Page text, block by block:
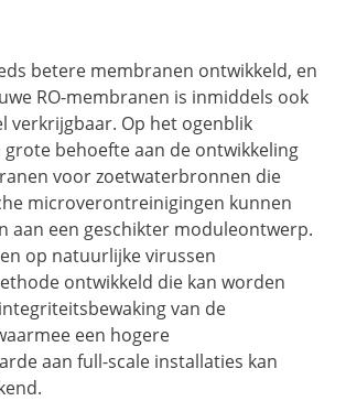
betere membranen ontwikkeld, en
RO-membranen is inmiddels ook
verkrijgbaar. Op het ogenblik
grote behoefte aan de ontwikkeling
voor zoetwaterbronnen die
microverontreinigingen kunnen
aan een geschikter moduleontwerp.
op natuurlijke virussen
ontwikkeld die kan worden
van de
een hogere
aan full-scale installaties kan